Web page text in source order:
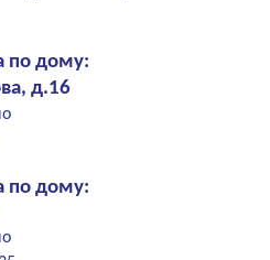
по дому:
д.16
по дому: